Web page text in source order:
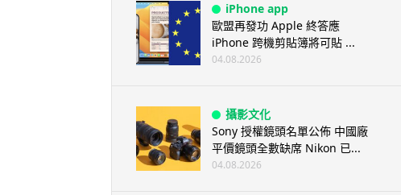
iPhone app
歐盟再發功 Apple 終答應
iPhone 跨機剪貼簿將可貼 ...
04.08.2026
攝影文化
Sony 授權鏡頭名單公佈 中國廠
平價鏡頭全數缺席 Nikon 已...
04.08.2026